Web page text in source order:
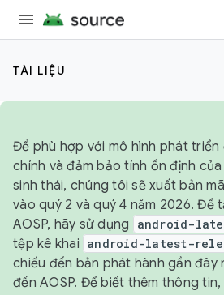
TÀI LIỆU
Để phù hợp với mô hình phát triển
chính và đảm bảo tính ổn định
sinh thái, chúng tôi sẽ xuất bản
vào quý 2 và quý 4 năm 2026. Để
AOSP, hãy sử dụng
android-
tệp kê khai android-latest-
chiếu đến bản phát hành gần đây
đến AOSP. Để biết thêm thông